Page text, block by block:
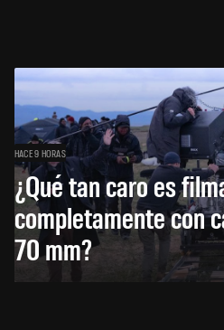
HACE 9 HORAS
¿Qué tan caro es
completamente con
70 mm?